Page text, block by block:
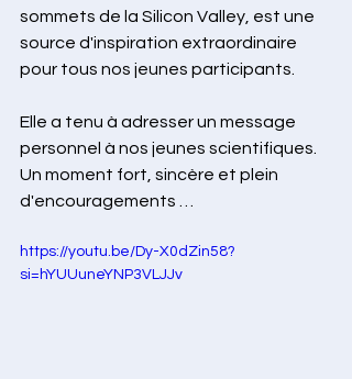
sommets de la Silicon Valley, est une
source d'inspiration extraordinaire
pour tous nos jeunes participants.
Elle a tenu à adresser un message
personnel à nos jeunes scientifiques.
Un moment fort, sincère et plein
d'encouragements …
https://youtu.be/Dy-X0dZin58?
si=hYUUuneYNP3VLJJv